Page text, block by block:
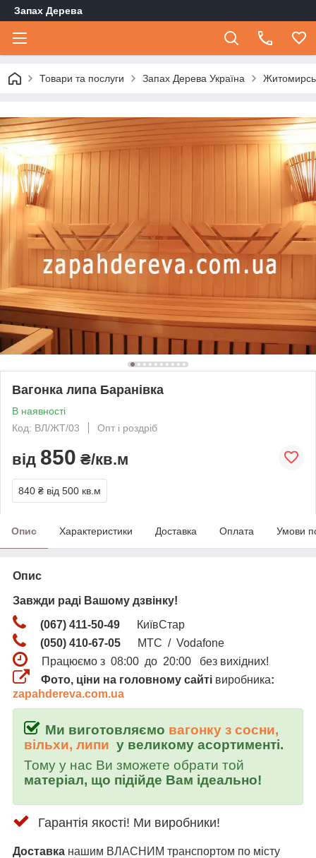
Запах Дерева
Товари та послуги Запах Дерева Україна
Вагонка липа Баранівка
В наявності
Код: ВЛ/ЖТ/03
Опт і роздріб
від 850 ₴/кв.м
840 ₴ від 500 кв.м
Опис Характеристики Доставка Оплата Умови
Опис
Завжди раді Вашому дзвінку!
(067) 411-50-49
КиївСтар
(050) 410-67-05
МТС / Vodafone
Працюємо з 08:00 до 20:00 без вихідних!
Фото, ціни на головному сайті виробника:
zapahdereva.com.ua
Ми виготовляємо вагонку з сосни,
вільхи, липи у великому асортименті.
Тому у нас Ви зможете обрати той
матеріал, що підійде Вам ідеально!
Гарантія якості! Ми виробники!
Доставка нашим ВЛАСНИМ транспортом по місту